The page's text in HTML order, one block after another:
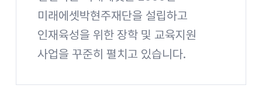
미래에셋박현주재단을 설립하고
인재육성을 위한 장학 및 교육지원
사업을 꾸준히 펼치고 있습니다.